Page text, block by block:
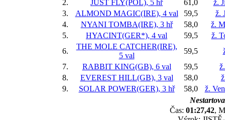
2.
JUST FLY(POL), 5 hř 61,0
ž.
3.
ALMOND MAGIC(IRE), 4 val 59,5
ž.
4.
NYANI TOMBA(IRE), 3 hř 58,0
ž.
5.
HYACINT(GER*), 4 val 59,5
ž.
6.
THE MOLE CATCHER(IRE),
5 val
59,5
7.
RABBIT KING(GB), 6 val 59,5
8.
EVEREST HILL(GB), 3 val 58,0
9.
SOLAR POWER(GER), 3 hř 58,0
ž.
Čas: 01:27,42,